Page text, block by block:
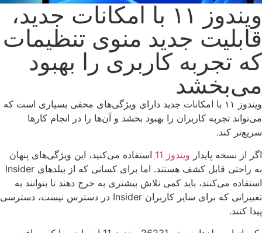
ویندوز ۱۱ با امکانات جدید،
جدید منوی تنظیمات
تجربه کاربری را بهبود
ویندوز ۱۱ با امکانات جدید دارای ویژگی‌های مخفی بسیاری است که
تجربه کاربران را بهبود بخشد و آن‌ها را در انجام کارها
کند.
از نسخه پایدار ویندوز 11
استفاده می‌کنید، این ویژگی‌های پنهان
به راحتی قابل کشف هستند. اما برای کسانی که از بیلدهای Insider
می‌کنند، باید کمی تلاش بیشتری به خرج دهند تا بتوانند به
تغییراتی که برای سایر کاربران Insider در دسترس نیست، دسترسی
کنند.